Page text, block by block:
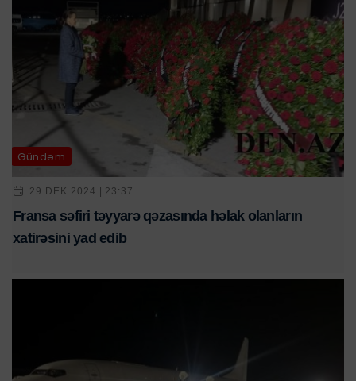
Gündəm
29 DEK 2024 | 23:37
Fransa səfiri təyyarə qəzasında həlak olanların
xatirəsini yad edib